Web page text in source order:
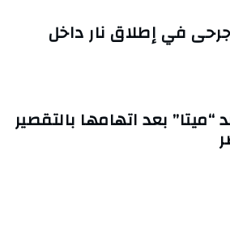
في إطلاق نار داخل
بعد اتهامها بالتقصير